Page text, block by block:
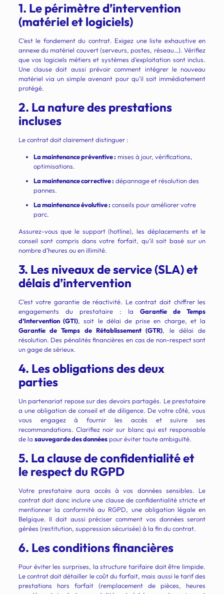
1. Le périmètre d’intervention
(matériel et logiciels)
C’est le fondement du contrat. Exigez une liste exhaustive en
annexe du matériel couvert (serveurs, postes, réseau…). Vérifiez
que vos logiciels métiers et systèmes d’exploitation sont inclus.
Une clause doit aussi prévoir comment intégrer le nouveau
matériel via un simple avenant pour qu’il soit immédiatement
protégé.
2. La nature des prestations
incluses
Le contrat doit clairement distinguer :
La maintenance préventive : mises à jour, vérifications,
optimisations.
La maintenance corrective : dépannage et résolution des
pannes.
La maintenance évolutive : conseils pour améliorer votre
parc.
Assurez-vous que le support (hotline), les déplacements et le
conseil sont compris dans votre forfait, qu’il soit basé sur un
nombre d’heures ou en illimité.
3. Les niveaux de service (SLA) et
délais d’intervention
C’est votre garantie de réactivité. Le contrat doit chiffrer les
engagements du prestataire : laGarantie de Temps
d’Intervention (GTI), soit le délai de prise en charge, et la
Garantie de Temps de Rétablissement (GTR), le délai de
résolution. Des pénalités financières en cas de non-respect sont
un gage de sérieux.
4. Les obligations des deux
parties
Un partenariat repose sur des devoirs partagés. Le prestataire
a une obligation de conseil et de diligence. De votre côté, vous
vous engagez à fournir les accès et suivre ses
recommandations. Clarifiez noir sur blanc qui est responsable
de la sauvegarde des donnéespour éviter toute ambiguïté.
5. La clause de confidentialité et
le respect du RGPD
Votre prestataire aura accès à vos données sensibles. Le
contrat doit donc inclure une clause de confidentialité stricte et
mentionner la conformité au RGPD, une obligation légale en
Belgique. Il doit aussi préciser comment vos données seront
gérées (restitution, suppression sécurisée) à la fin du contrat.
6. Les conditions financières
Pour éviter les surprises, la structure tarifaire doit être limpide.
Le contrat doit détailler le coût du forfait, mais aussi le tarif des
prestations hors forfait (remplacement de pièces, heures